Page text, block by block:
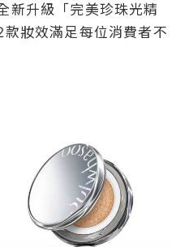
新升級「完美珍珠光精
妝效滿足每位消費者不